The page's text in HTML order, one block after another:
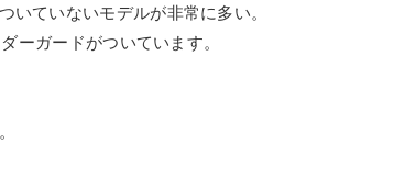
ていないモデルが非常に多い。
ガードがついています。